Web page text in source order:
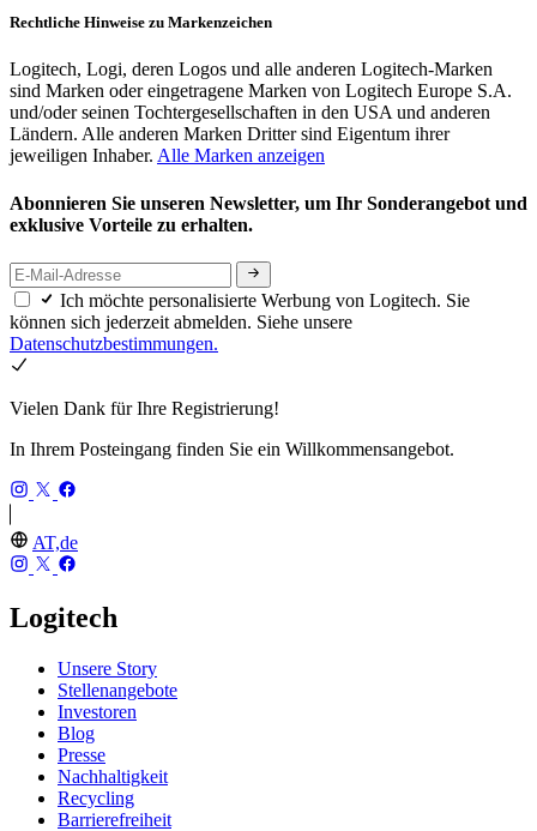
Rechtliche Hinweise zu Markenzeichen
Logitech, Logi, deren Logos und alle anderen Logitech-Marken
sind Marken oder eingetragene Marken von Logitech Europe S.A.
und/oder seinen Tochtergesellschaften in den USA und anderen
Ländern. Alle anderen Marken Dritter sind Eigentum ihrer
jeweiligen Inhaber. Alle Marken anzeigen
Abonnieren Sie unseren Newsletter, um Ihr Sonderangebot und
exklusive Vorteile zu erhalten.
Ich möchte personalisierte Werbung von Logitech. Sie
können sich jederzeit abmelden. Siehe unsere
Datenschutzbestimmungen.
Vielen Dank für Ihre Registrierung!
In Ihrem Posteingang finden Sie ein Willkommensangebot.
AT,de
Logitech
Unsere Story
Stellenangebote
Investoren
Blog
Presse
Nachhaltigkeit
Recycling
Barrierefreiheit